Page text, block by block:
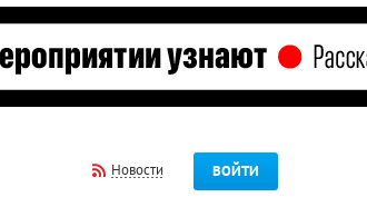
Новости ВОЙТИ